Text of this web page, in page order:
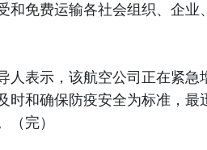
和免费运输各社会组织、企
人表示，该航空公司正在紧急
时和确保防疫安全为标准，
（完）